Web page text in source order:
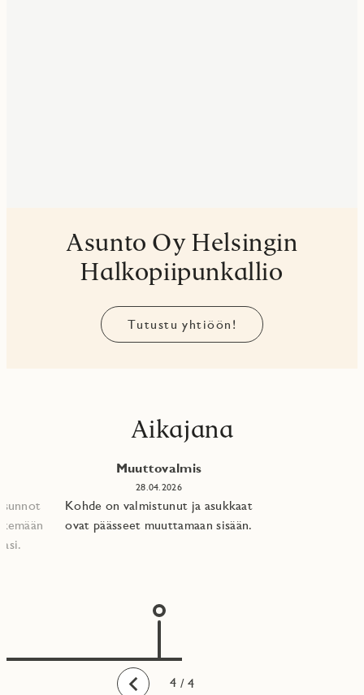
Asunto Oy Helsingin
Halkopiipunkallio
Tutustu yhtiöön!
Aikajana
Taaksepäin
Muuttovalmis
28.04.2026
Kohde on valmistunut ja asukkaat
ovat päässeet muuttamaan sisään.
1
2
3
4 / 4